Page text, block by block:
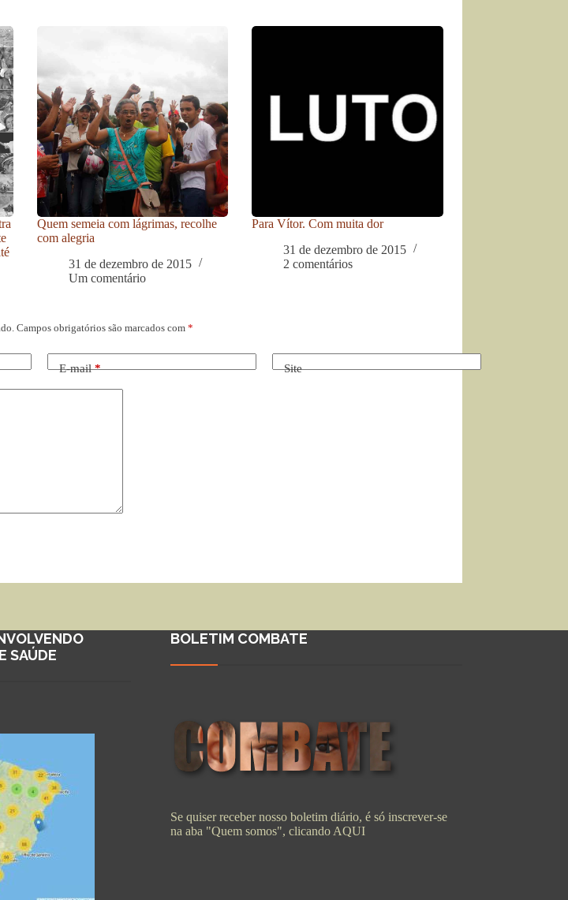
Quem semeia com lágrimas, recolhe
com alegria
31 de dezembro de 2015
Um comentário
Para Vítor. Com muita dor
31 de dezembro de 2015
2 comentários
Campos obrigatórios são marcados com *
E-mail* Site
SAÚDE
BOLETIM COMBATE
Se quiser receber nosso boletim diário, é só inscrever-se
na aba "Quem somos", clicando AQUI